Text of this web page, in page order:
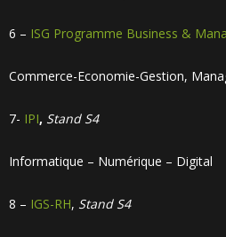
6 – ISG Programme Business &
Commerce-Economie-Gestion,
7- IPI, Stand S4
Informatique – Numérique – Digital
8 – IGS-RH, Stand S4